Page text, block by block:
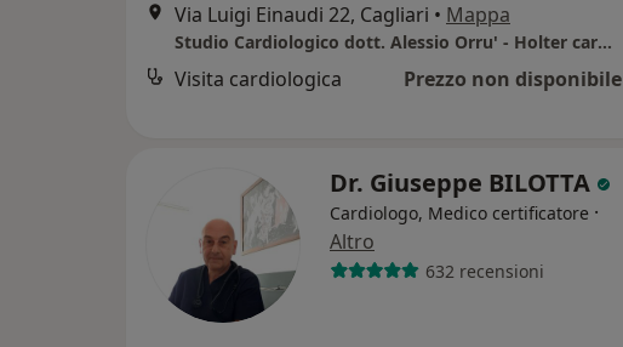
Via Luigi Einaudi 22, Cagliari • Mappa
Studio Cardiologico dott. Alessio Orru' - Holter cardiaco e pressorio
Visita cardiologica Prezzo non disponibile
Dr. Giuseppe BILOTTA
Cardiologo, Medico certificatore ·
Altro
632 recensioni